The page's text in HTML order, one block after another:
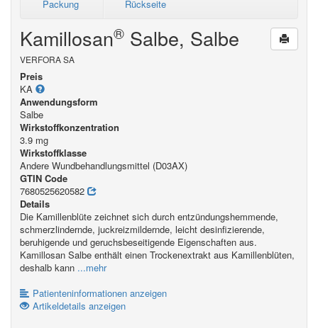
Packung Rückseite
Kamillosan® Salbe, Salbe
VERFORA SA
Preis
KA
Anwendungsform
Salbe
Wirkstoffkonzentration
3.9 mg
Wirkstoffklasse
Andere Wundbehandlungsmittel (D03AX)
GTIN Code
7680525620582
Details
Die Kamillenblüte zeichnet sich durch entzündungshemmende,
schmerzlindernde, juckreizmildernde, leicht desinfizierende,
beruhigende und geruchsbeseitigende Eigenschaften aus.
Kamillosan Salbe enthält einen Trockenextrakt aus Kamillenblüten,
deshalb kann ...mehr
Patienteninformationen anzeigen
Artikeldetails anzeigen